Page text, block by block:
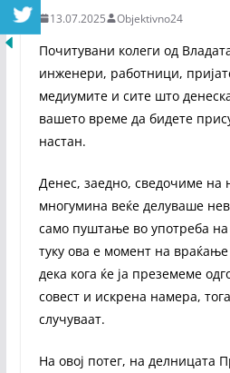
13.07.2025 Objektivno24
Почитувани колеги од
инженери, работници,
медиумите и сите што
вашето време да бидете
настан.
Денес, заедно, сведочиме на
многумина веќе делуваше
само пуштање во употреба
туку ова е момент на
дека кога ќе ја преземеме
совест и искрена намера,
случуваат.
На овој потег, на делницата